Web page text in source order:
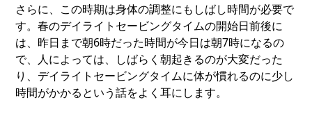
さらに、この時期は身体の調整にもしばし時間が必要で
す。春のデイライトセービングタイムの開始日前後に
は、昨日まで朝6時だった時間が今日は朝7時になるの
で、人によっては、しばらく朝起きるのが大変だった
り、デイライトセービングタイムに体が慣れるのに少し
時間がかかるという話をよく耳にします。